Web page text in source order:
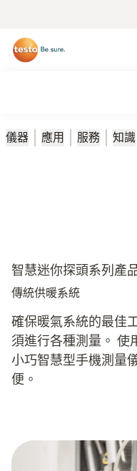
儀器 應用 服務 知識
智慧迷你探頭系列產
傳統供暖系統
確保暖氣系統的最佳
須進行各種測量。 使
小巧智慧型手機測量
便。